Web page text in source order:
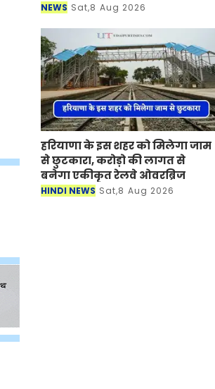
NEWS Sat,8 Aug 2026
हरियाणा के इस शहर को मिलेगा जाम
से छुटकारा, करोड़ो की लागत से
बनेगा एकीकृत रेलवे ओवरब्रिज
HINDI NEWS Sat,8 Aug 2026